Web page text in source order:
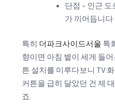
단점 – 인근 도
가 끼어듭니다
특히 더파크사이드서울 특
향이면 아침 볕이 세게 들
튼 설치를 미루다보니 TV
커튼을 급히 달았던 건 제
죠.